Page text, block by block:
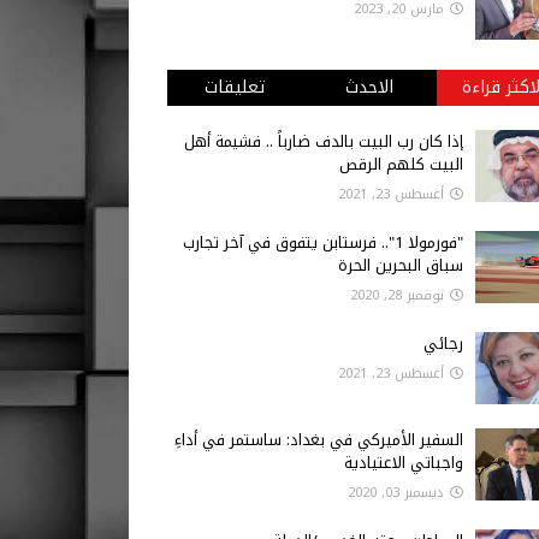
مارس 20, 2023
قراءة الاحدث تعليقات
إذا كان رب البيت بالدف ضارباً .. فشيمة أهل
البيت كلهم الرقص
أغسطس 23, 2021
"فورمولا 1".. فرستابن يتفوق في آخر تجارب
سباق البحرين الحرة
نوفمبر 28, 2020
رجائي
أغسطس 23, 2021
السفير الأميركي في بغداد: ساستمر في أداءِ
واجباتي الاعتيادية
ديسمبر 03, 2020